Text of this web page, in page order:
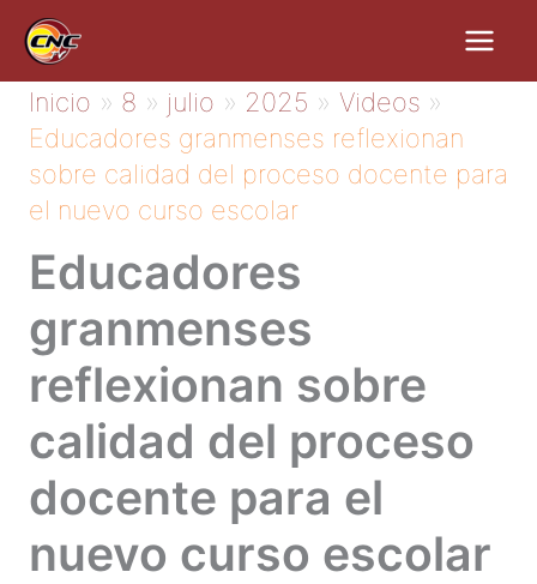
contenido
Inicio 8 julio 2025
Videos
Educadores granmenses reflexionan
sobre calidad del proceso docente para
el nuevo curso escolar
Educadores
granmenses
reflexionan sobre
calidad del proceso
docente para el
nuevo curso escolar